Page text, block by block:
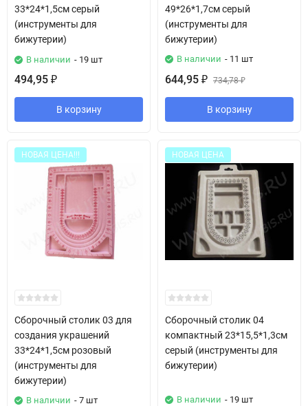
33*24*1,5см серый
(инструменты для
бижутерии)
В наличии - 19 шт
494,95 ₽
В корзину
49*26*1,7см серый
(инструменты для
бижутерии)
В наличии - 11 шт
644,95 ₽ 734,78₽
В корзину
НОВАЯ ЦЕНА!!!
Сборочный столик 03 для
создания украшений
33*24*1,5см розовый
(инструменты для
бижутерии)
В наличии - 7 шт
НОВАЯ ЦЕНА
Сборочный столик 04
компактный 23*15,5*1,3см
серый (инструменты для
бижутерии)
В наличии - 19 шт